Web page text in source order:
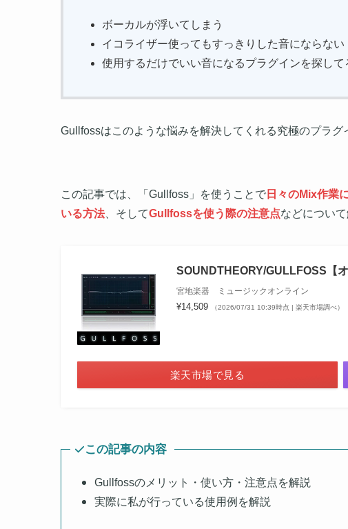
ボーカルが浮いてしまう
イコライザー使ってもすっきりした音にならない
使用するだけでいい音になるプラグインを探して
Gullfossはこのような悩みを解決してくれる究極のプラグ
この記事では、「Gullfoss」を使うことで 日々のMix作業
いる方法、そしてGullfossを使う際の注意点などについて
SOUNDTHEORY/GULLFOSS【
宮地楽器 ミュージックオンライン
¥14,509 （2026/07/31 10:39時点 | 楽天市場調べ）
楽天市場で見る
この記事の内容
Gullfossのメリット・使い方・注意点を解説
実際に私が行っている使用例を解説